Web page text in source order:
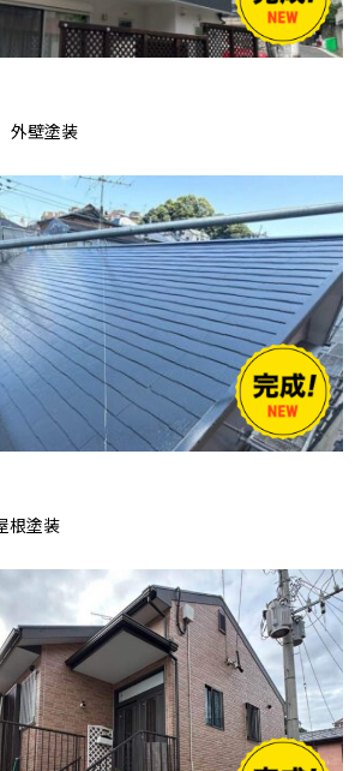
壁塗装
塗装